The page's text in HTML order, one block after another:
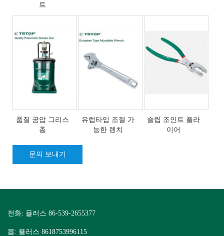
트
품질 공압 그리스
총
유럽타입 조절 가
능한 렌치
슬립 조인트 플라
이어
문의 보내기
전화: 플러스 86-539-2655377
몹: 플러스 8618753996115